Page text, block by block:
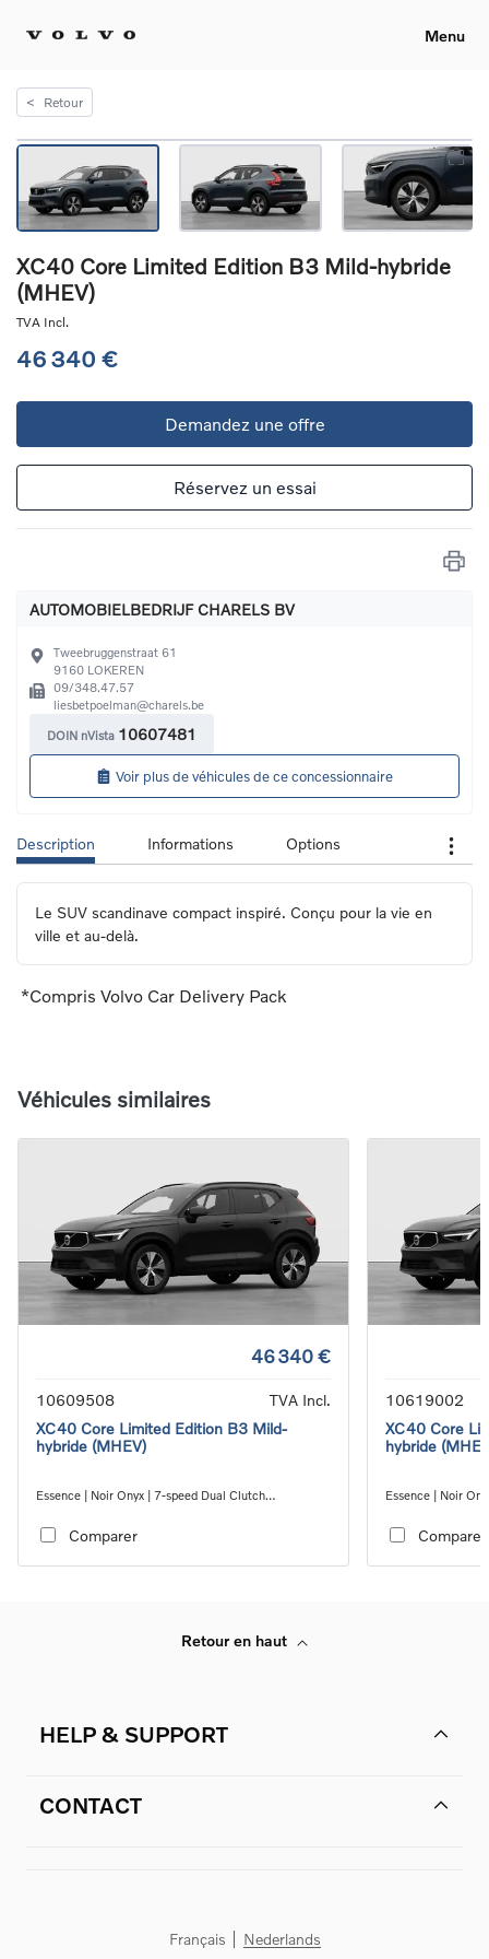
Menu
< Retour
XC40 Core Limited Edition B3 Mild-hybride
(MHEV)
TVA Incl.
46 340 €
Demandez une offre
Réservez un essai
AUTOMOBIELBEDRIJF CHARELS BV
Tweebruggenstraat 61
9160 LOKEREN
09/348.47.57
liesbetpoelman@charels.be
DOIN nVista 10607481
Voir plus de véhicules de ce concessionnaire
Description Informations Options
Le SUV scandinave compact inspiré. Conçu pour la vie en
ville et au-delà.
*Compris Volvo Car Delivery Pack
Véhicules similaires
46 340 €
10609508
TVA Incl.
XC40 Core Limited Edition B3 Mild-
hybride (MHEV)
Essence | Noir Onyx | 7-speed Dual Clutch
Comparer
10619002
XC40 Core
hybride
Essence | Noir
Comparer
Retour en haut
HELP & SUPPORT
CONTACT
Français Nederlands